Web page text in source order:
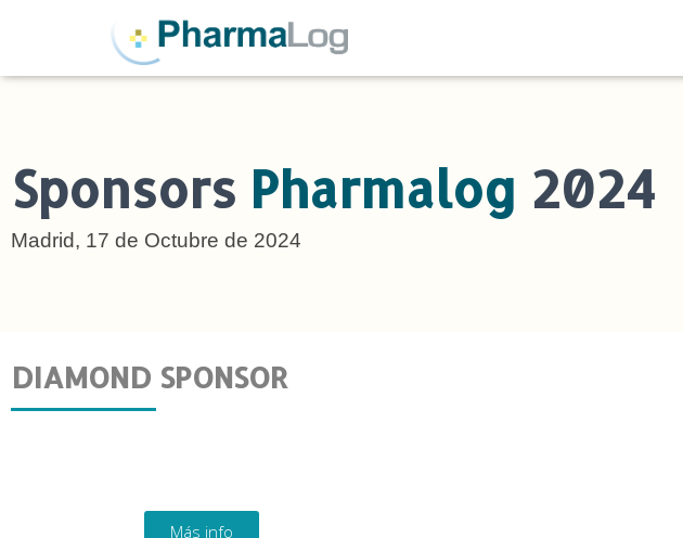
Sponsors Pharmalog 2024
Madrid, 17 de Octubre de 2024
DIAMOND SPONSOR
Más info